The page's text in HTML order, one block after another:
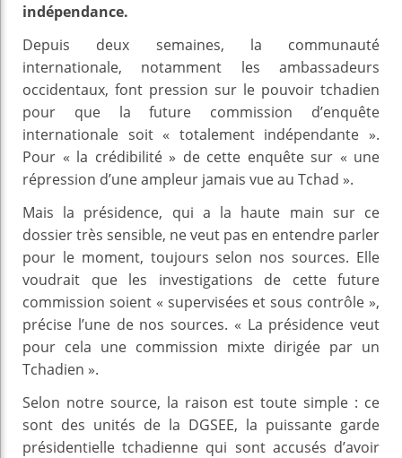
indépendance.
Depuis deux semaines, la communauté
internationale, notamment les ambassadeurs
occidentaux, font pression sur le pouvoir tchadien
pour que la future commission d’enquête
internationale soit « totalement indépendante ».
Pour « la crédibilité » de cette enquête sur « une
répression d’une ampleur jamais vue au Tchad ».
Mais la présidence, qui a la haute main sur ce
dossier très sensible, ne veut pas en entendre parler
pour le moment, toujours selon nos sources. Elle
voudrait que les investigations de cette future
commission soient « supervisées et sous contrôle »,
précise l’une de nos sources. « La présidence veut
pour cela une commission mixte dirigée par un
Tchadien ».
Selon notre source, la raison est toute simple : ce
sont des unités de la DGSEE, la puissante garde
présidentielle tchadienne qui sont accusés d’avoir